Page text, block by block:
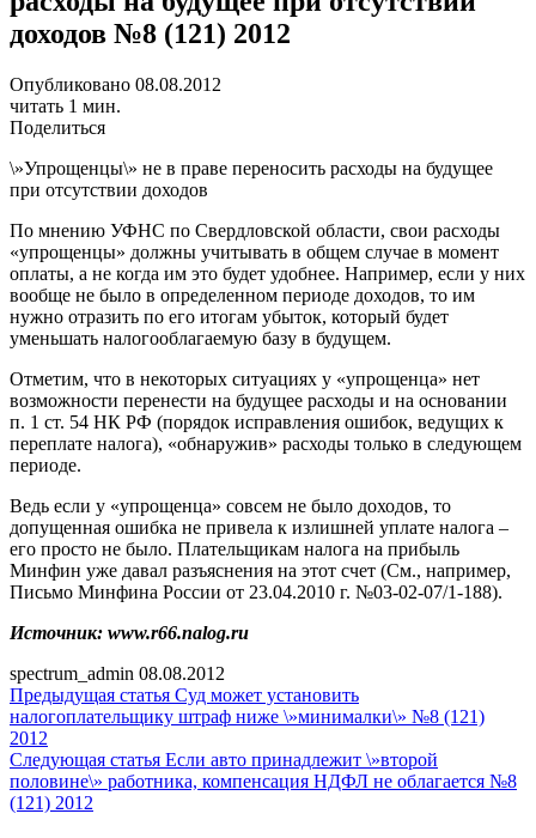
доходов №8 (121) 2012
Опубликовано 08.08.2012
читать 1 мин.
Поделиться
\»Упрощенцы\» не в праве переносить расходы на будущее
при отсутствии доходов
По мнению УФНС по Свердловской области, свои расходы
«упрощенцы» должны учитывать в общем случае в момент
оплаты, а не когда им это будет удобнее. Например, если у них
вообще не было в определенном периоде доходов, то им
нужно отразить по его итогам убыток, который будет
уменьшать налогооблагаемую базу в будущем.
Отметим, что в некоторых ситуациях у «упрощенца» нет
возможности перенести на будущее расходы и на основании
п. 1 ст. 54 НК РФ (порядок исправления ошибок, ведущих к
переплате налога), «обнаружив» расходы только в следующем
периоде.
Ведь если у «упрощенца» совсем не было доходов, то
допущенная ошибка не привела к излишней уплате налога –
его просто не было. Плательщикам налога на прибыль
Минфин уже давал разъяснения на этот счет (См., например,
Письмо Минфина России от 23.04.2010 г. №03-02-07/1-188).
Источник: www.r66.nalog.ru
spectrum_admin 08.08.2012
Предыдущая статья Суд может установить
налогоплательщику штраф ниже \»минималки\» №8 (121)
2012
Следующая статья Если авто принадлежит \»второй
половине\» работника, компенсация НДФЛ не облагается №8
(121) 2012